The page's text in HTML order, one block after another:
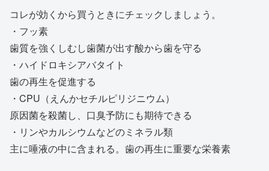
コレが効くから買うときにチェックしましょう。
・フッ素
歯質を強くしむし歯菌が出す酸から歯を守る
・ハイドロキシアバタイト
歯の再生を促進する
・CPU（えんかセチルピリジニウム）
原因菌を殺菌し、口臭予防にも期待できる
・リンやカルシウムなどのミネラル類
主に唾液の中に含まれる。歯の再生に重要な栄養素